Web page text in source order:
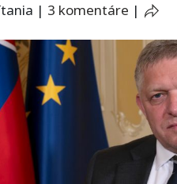
| 3 komentáre |